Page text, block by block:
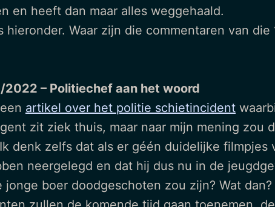
en heeft dan maar alles weggehaald.
hieronder. Waar zijn die commentaren van
2022 – Politiechef aan het woord
artikel over het politie schietincident
zit ziek thuis, maar naar mijn mening
denk zelfs dat als er géén duidelijke
neergelegd en dat hij dus nu in de
jonge boer doodgeschoten zou zijn? Wat